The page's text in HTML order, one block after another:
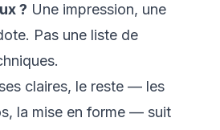
? Une impression, une
Pas une liste de
claires, le reste — les
la mise en forme — suit